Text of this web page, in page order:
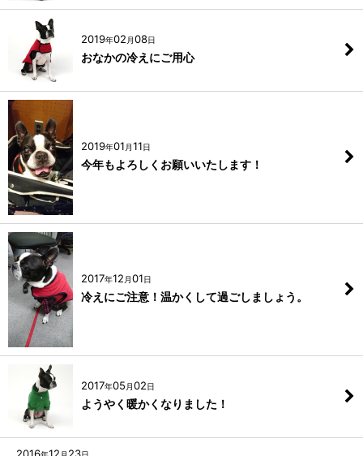
2019年02 月08日
おなかの冷えにご用心
2019年01 月11日
今年もよろしくお願いいたします！
2017年12 月01日
冷えにご注意！温かくして過ごしましょう。
2017年05 月02日
ようやく暖かくなりました！